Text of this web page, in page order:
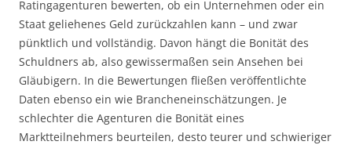
Ratingagenturen bewerten, ob ein Unternehmen oder ein
Staat geliehenes Geld zurückzahlen kann – und zwar
pünktlich und vollständig. Davon hängt die Bonität des
Schuldners ab, also gewissermaßen sein Ansehen bei
Gläubigern. In die Bewertungen fließen veröffentlichte
Daten ebenso ein wie Brancheneinschätzungen. Je
schlechter die Agenturen die Bonität eines
Marktteilnehmers beurteilen, desto teurer und schwieriger